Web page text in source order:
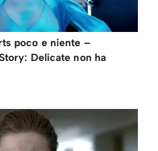
poco e niente –
Delicate non ha